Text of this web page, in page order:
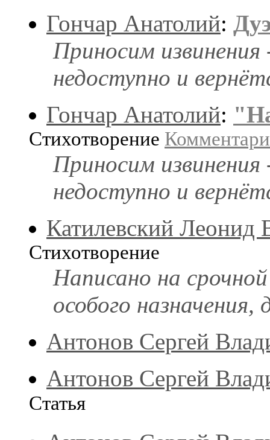
Гончар Анатолий:
Приносим извинения
недоступно и
Гончар Анатолий:
Стихотворение
Приносим извинения
недоступно и
Катилевский Леонид
Стихотворение
Написано на
особого назначения,
Антонов Сергей
Антонов Сергей
Статья